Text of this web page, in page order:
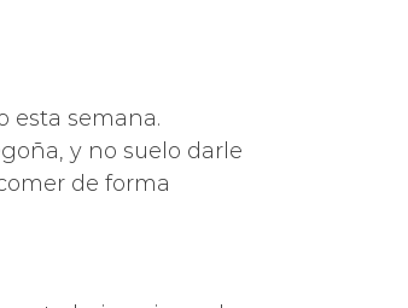
esta semana.
y no suelo darle
de forma